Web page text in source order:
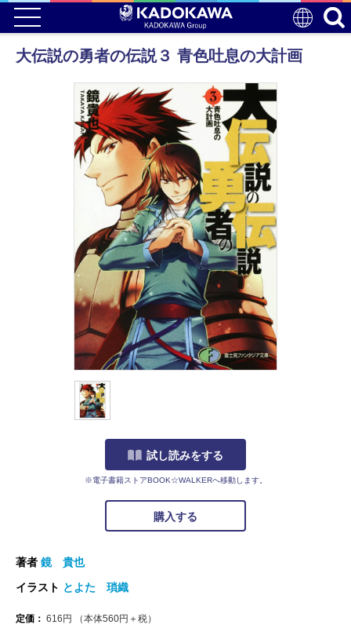
大伝説の勇者の伝説３ 青色吐息の大計画
試し読みをする
※電子書籍ストアBOOK☆WALKERへ移動します。
購入する
著者 鏡 貴也
イラスト とよた 瑣織
定価： 616 円 （本体560円＋税）